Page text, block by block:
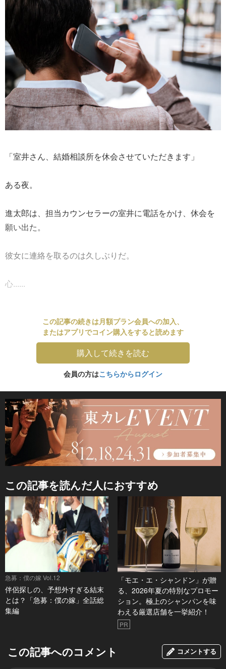
「室井さん、結婚相談所を休会させていただきます」
ある夜。
進太郎は、担当カウンセラーの室井に電話をかけ、休会を
願い出た。
彼女に連絡を取るのは久しぶりだ。
心......
この記事の続きは月額プラン会員への加入、
またはアプリでコイン購入をすると読めます
購入して続きを読む
会員の方はこちらからログイン
この記事を読んだ人におすすめ
急募：僕の嫁 Vol.12
伴侶探しの、予想外すぎる結末
とは？「急募：僕の嫁」全話総
集編
「モエ・エ・シャンドン」が贈
る、2026年夏の特別なプロモー
ション。極上のシャンパンを味
わえる厳選店舗を一挙紹介！
PR
この記事へのコメント コメントする